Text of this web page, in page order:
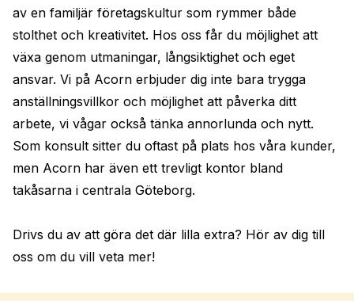
av en familjär företagskultur som rymmer både
stolthet och kreativitet. Hos oss får du möjlighet att
växa genom utmaningar, långsiktighet och eget
ansvar. Vi på Acorn erbjuder dig inte bara trygga
anställningsvillkor och möjlighet att påverka ditt
arbete, vi vågar också tänka annorlunda och nytt.
Som konsult sitter du oftast på plats hos våra kunder,
men Acorn har även ett trevligt kontor bland
takåsarna i centrala Göteborg.
Drivs du av att göra det där lilla extra? Hör av dig till
oss om du vill veta mer!